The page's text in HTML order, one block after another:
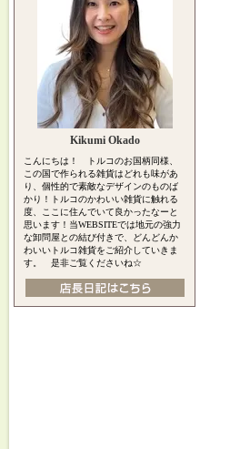
Kikumi Okado
こんにちは！ トルコのお国柄同様、
この国で作られる雑貨はどれも味があ
り、個性的で素敵なデザインのものば
かり！トルコのかわいい雑貨に触れる
度、ここに住んでいて良かったなーと
思います！当WEBSITEでは地元の強力
な卸問屋との結び付きで、どんどんか
わいいトルコ雑貨をご紹介していきま
す。 是非ご覧くださいね☆